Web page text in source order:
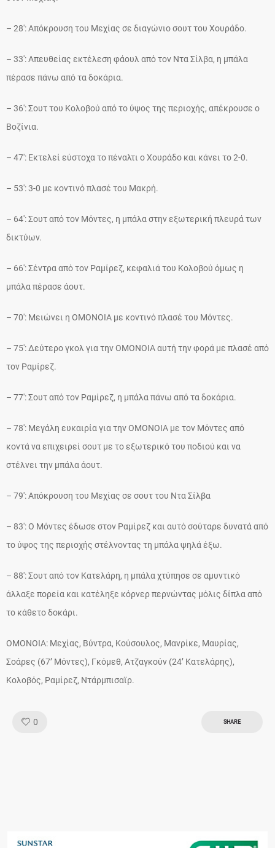
– 28′: Απόκρουση του Μεχίας σε διαγώνιο σουτ του Χουράδο.
– 33′: Απευθείας εκτέλεση φάουλ από τον Ντα Σίλβα, η μπάλα
πέρασε πάνω από τα δοκάρια.
– 36′: Σουτ του Κολοβού από το ύψος της περιοχής, απέκρουσε ο
Βοζίνια.
– 47′: Εκτελεί εύστοχα το πέναλτι ο Χουράδο και κάνει το 2-0.
– 53′: 3-0 με κοντινό πλασέ του Μακρή.
– 64′: Σουτ από τον Μόντες, η μπάλα στην εξωτερική πλευρά των
δικτύων.
– 66′: Σέντρα από τον Ραμίρεζ, κεφαλιά του Κολοβού όμως η
μπάλα πέρασε άουτ.
– 70′: Μειώνει η ΟΜΟΝΟΙΑ με κοντινό πλασέ του Μόντες.
– 75′: Δεύτερο γκολ για την ΟΜΟΝΟΙΑ αυτή την φορά με πλασέ από
τον Ραμίρεζ.
– 77′: Σουτ από τον Ραμίρεζ, η μπάλα πάνω από τα δοκάρια.
– 78′: Μεγάλη ευκαιρία για την ΟΜΟΝΟΙΑ με τον Μόντες από
κοντά να επιχειρεί σουτ με το εξωτερικό του ποδιού και να
στέλνει την μπάλα άουτ.
– 79′: Απόκρουση του Μεχίας σε σουτ του Ντα Σίλβα
– 83′: Ο Μόντες έδωσε στον Ραμίρεζ και αυτό σούταρε δυνατά από
το ύψος της περιοχής στέλνοντας τη μπάλα ψηλά έξω.
– 88′: Σουτ από τον Κατελάρη, η μπάλα χτύπησε σε αμυντικό
άλλαξε πορεία και κατέληξε κόρνερ περνώντας μόλις δίπλα από
το κάθετο δοκάρι.
ΟΜΟΝΟΙΑ: Μεχίας, Βύντρα, Κούσουλος, Μανρίκε, Μαυρίας,
Σοάρες (67’ Μόντες), Γκόμεθ, Ατζαγκούν (24’ Κατελάρης),
Κολοβός, Ραμίρεζ, Ντάρμπισαϊρ.
0 SHARE